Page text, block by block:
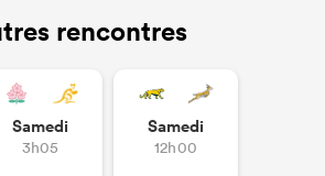
rencontres
Samedi
3h05
Samedi
12h00